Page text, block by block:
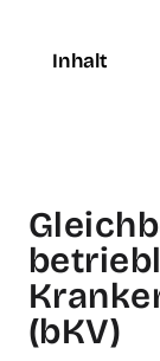
Inhalt
(bKV)